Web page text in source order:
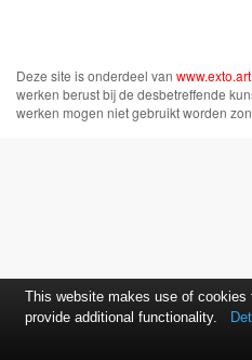
Deze site is onderdeel van www.exto.art
werken berust bij de desbetreffende
werken mogen niet gebruikt worden
This website makes use of cookies
provide additional functionality.